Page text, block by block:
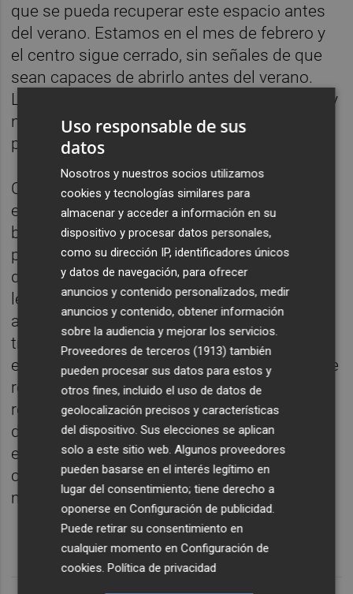
que se pueda recuperar este espacio antes
del verano. Estamos en el mes de febrero y
el centro sigue cerrado, sin señales de que
sean capaces de abrirlo antes del verano.
Llevan más de un año y medio gobernando y
no han sido capaces ni de abrir un simple
punto de lectura", ha proseguido Sancho.
Compromís ha recordado que este servicio
es fundamental para la vida cultural del
barrio y que su cierre prolongado "solo
perjudica a los vecinos y vecinas de Sensal,
que continúan sin acceso a un espacio de
lectura y estudio. Por ello, han vuelto a exigir
al gobierno municipal que acelere los
trámites y ofrezca una solución definitiva a
este problema. No puede ser que para lo que
realmente importa nunca tengan tiempo ni
recursos. La reapertura de este centro
debería ser una prioridad, pero el PP y Vox
están demostrando una absoluta falta de
capacidad para gestionar los servicios
municipales", ha concluido Sancho.
Uso responsable de sus
datos
Nosotros y nuestros socios utilizamos
cookies y tecnologías similares para
almacenar y acceder a información en su
dispositivo y procesar datos personales,
como su dirección IP, identificadores únicos
y datos de navegación, para ofrecer
anuncios y contenido personalizados, medir
anuncios y contenido, obtener información
sobre la audiencia y mejorar los servicios.
Proveedores de terceros (1913) también
pueden procesar sus datos para estos y
otros fines, incluido el uso de datos de
geolocalización precisos y características
del dispositivo. Sus elecciones se aplican
solo a este sitio web. Algunos proveedores
pueden basarse en el interés legítimo en
lugar del consentimiento; tiene derecho a
oponerse enConfiguración de publicidad
Puede retirar su consentimiento en
cualquier momento enConfiguración de
cookies .Política de privacidad